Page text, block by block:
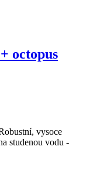
octopus
vysoce
studenou vodu -